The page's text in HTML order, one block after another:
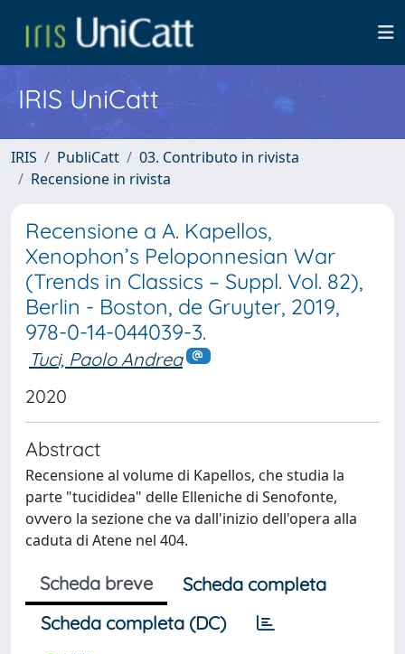
IRIS UniCatt
IRIS PubliCatt
03. Contributo in rivista
Recensione in rivista
Recensione a A. Kapellos,
Xenophon’s Peloponnesian War
(Trends in Classics – Suppl. Vol. 82),
Berlin - Boston, de Gruyter, 2019,
978-0-14-044039-3.
Tuci, Paolo Andrea
2020
Abstract
Recensione al volume di Kapellos, che studia la
parte "tucididea" delle Elleniche di Senofonte,
ovvero la sezione che va dall'inizio dell'opera alla
caduta di Atene nel 404.
Scheda breve
Scheda completa
Scheda completa (DC)